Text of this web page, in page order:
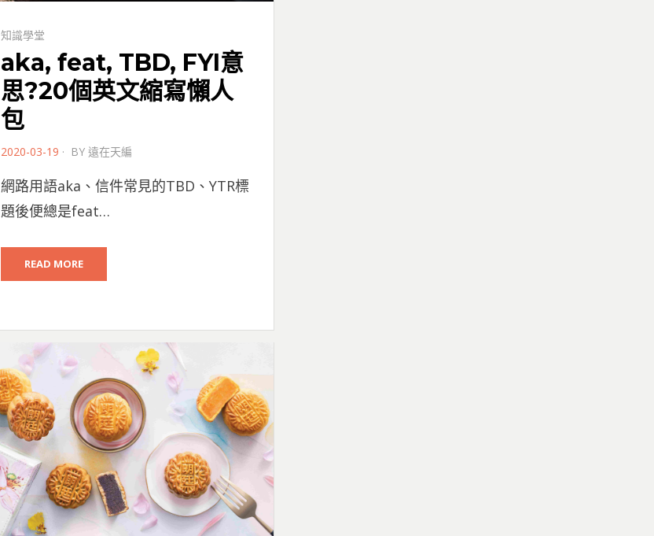
知識學堂
aka, feat, TBD, FYI意
思?20個英文縮寫懶人
包
POSTED
2020-03-19 BY 遠在天編
網路用語aka、信件常見的TBD、YTR標
題後便總是feat…
READ MORE